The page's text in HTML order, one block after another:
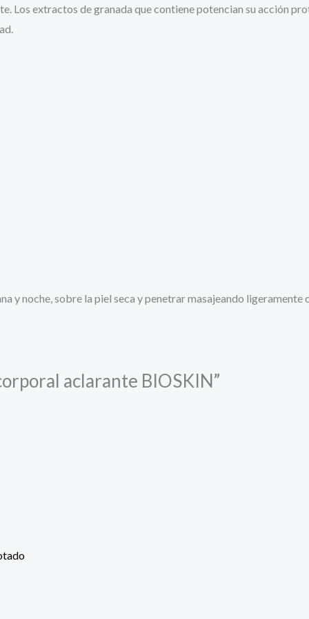
Los extractos de granada que contiene potencian su acción
y noche, sobre la piel seca y penetrar masajeando
aclarante BIOSKIN”